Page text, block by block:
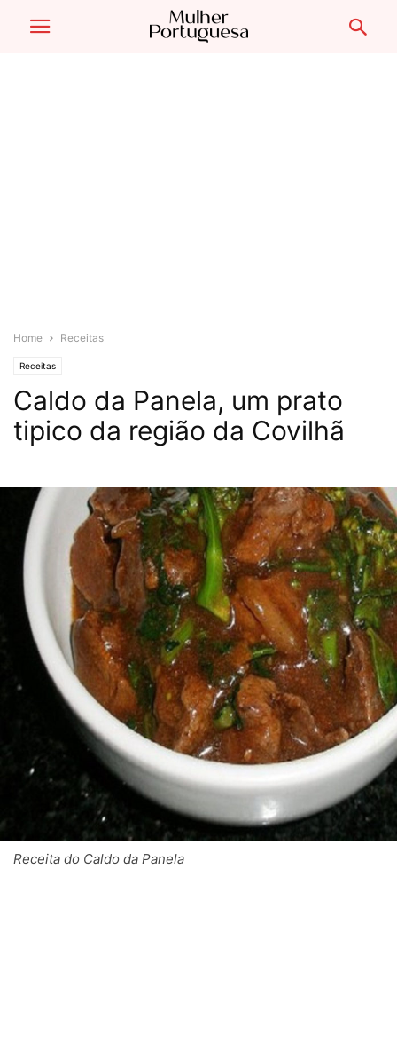
Home Receitas
Receitas
Caldo da Panela, um prato
tipico da região da Covilhã
Receita do Caldo da Panela